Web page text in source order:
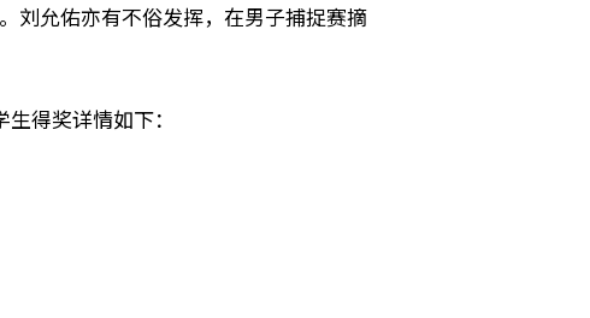
刘允佑亦有不俗发挥，在男子捕捉赛摘
得奖详情如下：